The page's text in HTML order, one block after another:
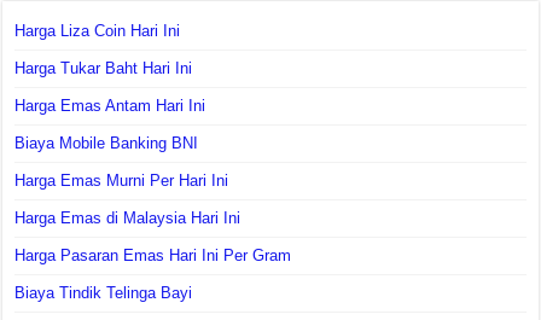
Harga Liza Coin Hari Ini
Harga Tukar Baht Hari Ini
Harga Emas Antam Hari Ini
Biaya Mobile Banking BNI
Harga Emas Murni Per Hari Ini
Harga Emas di Malaysia Hari Ini
Harga Pasaran Emas Hari Ini Per Gram
Biaya Tindik Telinga Bayi